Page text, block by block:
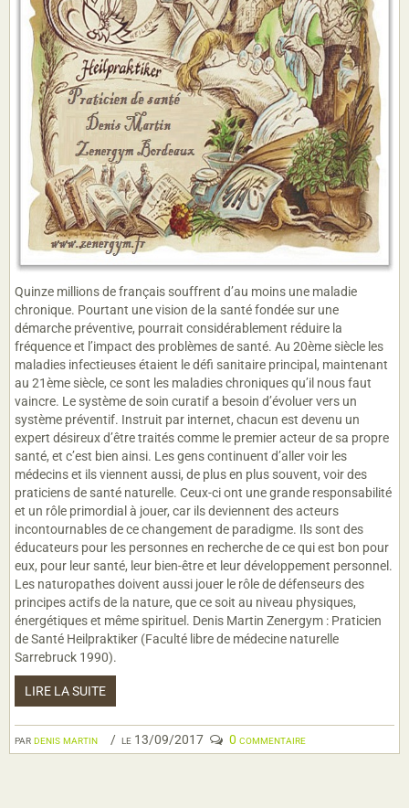
pardenis martin le 13/09/2017 0 commentaire
Quinze millions de français souffrent d’au moins une maladie
chronique. Pourtant une vision de la santé fondée sur une
démarche préventive, pourrait considérablement réduire la
fréquence et l’impact des problèmes de santé. Au 20ème siècle les
maladies infectieuses étaient le défi sanitaire principal, maintenant
au 21ème siècle, ce sont les maladies chroniques qu’il nous faut
vaincre. Le système de soin curatif a besoin d’évoluer vers un
système préventif. Instruit par internet, chacun est devenu un
expert désireux d’être traités comme le premier acteur de sa propre
santé, et c’est bien ainsi. Les gens continuent d’aller voir les
médecins et ils viennent aussi, de plus en plus souvent, voir des
praticiens de santé naturelle. Ceux-ci ont une grande responsabilité
et un rôle primordial à jouer, car ils deviennent des acteurs
incontournables de ce changement de paradigme. Ils sont des
éducateurs pour les personnes en recherche de ce qui est bon pour
eux, pour leur santé, leur bien-être et leur développement personnel.
Les naturopathes doivent aussi jouer le rôle de défenseurs des
principes actifs de la nature, que ce soit au niveau physiques,
énergétiques et même spirituel. Denis Martin Zenergym : Praticien
de Santé Heilpraktiker (Faculté libre de médecine naturelle
Sarrebruck 1990).
LIRE LA SUITE